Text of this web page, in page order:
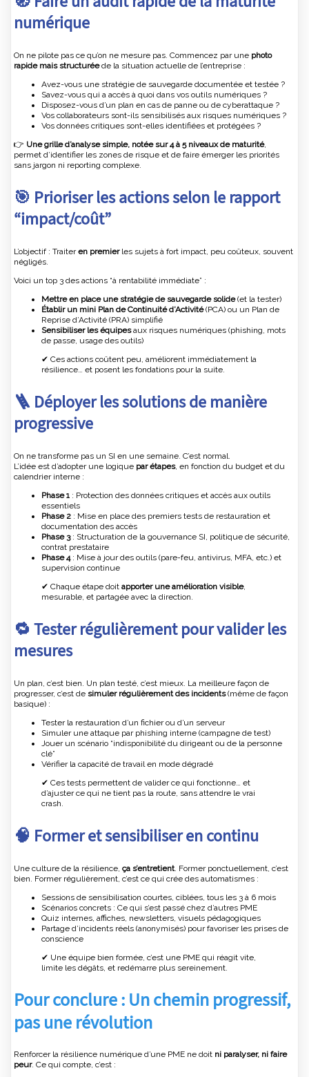
numérique
On ne pilote pas ce qu’on ne mesure pas. Commencez par une photo
rapide mais structuréede la situation actuelle de l’entreprise :
Avez-vous une stratégie de sauvegarde documentée et testée ?
Savez-vous qui a accès à quoi dans vos outils numériques ?
Disposez-vous d’un plan en cas de panne ou de cyberattaque ?
Vos collaborateurs sont-ils sensibilisés aux risques numériques ?
Vos données critiques sont-elles identifiées et protégées ?
👉 Une grille d’analyse simple, notée sur 4 à 5 niveaux de maturité,
permet d’identifier les zones de risque et de faire émerger les priorités
sans jargon ni reporting complexe.
🎯 Prioriser les actions selon le rapport
“impact/coût”
L’objectif : Traiteren premierles sujets à fort impact, peu coûteux, souvent
négligés.
Voici un top 3 des actions “à rentabilité immédiate” :
Mettre en place une stratégie de sauvegarde solide(et la tester)
Établir un mini Plan de Continuité d’Activité(PCA) ou un Plan de
Reprise d’Activité (PRA) simplifié
Sensibiliser les équipesaux risques numériques (phishing, mots
de passe, usage des outils)
✔ Ces actions coûtent peu, améliorent immédiatement la
résilience… et posent les fondations pour la suite.
🪜 Déployer les solutions de manière
progressive
On ne transforme pas un SI en une semaine. C’est normal.
L’idée est d’adopter une logique par étapes, en fonction du budget et du
calendrier interne :
Phase 1 : Protection des données critiques et accès aux outils
essentiels
Phase 2 : Mise en place des premiers tests de restauration et
documentation des accès
Phase 3: Structuration de la gouvernance SI, politique de sécurité,
contrat prestataire
Phase 4: Mise à jour des outils (pare-feu, antivirus, MFA, etc.) et
supervision continue
✔ Chaque étape doit apporter une amélioration visible,
mesurable, et partagée avec la direction.
🔁 Tester régulièrement pour valider les
mesures
Un plan, c’est bien. Un plan testé, c’est mieux. La meilleure façon de
progresser, c’est de simuler régulièrement des incidents(même de façon
basique) :
Tester la restauration d’un fichier ou d’un serveur
Simuler une attaque par phishing interne (campagne de test)
Jouer un scénario “indisponibilité du dirigeant ou de la personne
clé”
Vérifier la capacité de travail en mode dégradé
✔ Ces tests permettent de valider ce qui fonctionne… et
d’ajuster ce qui ne tient pas la route, sans attendre le vrai
crash.
🧠 Former et sensibiliser en continu
Une culture de la résilience, ça s’entretient. Former ponctuellement, c’est
bien. Former régulièrement, c’est ce qui crée des automatismes :
Sessions de sensibilisation courtes, ciblées, tous les 3 à 6 mois
Scénarios concrets : Ce qui s’est passé chez d’autres PME
Quiz internes, affiches, newsletters, visuels pédagogiques
Partage d’incidents réels (anonymisés) pour favoriser les prises de
conscience
✔ Une équipe bien formée, c’est une PME qui réagit vite,
limite les dégâts, et redémarre plus sereinement.
Pour conclure : Un chemin progressif,
pas une révolution
Renforcer la résilience numérique d’une PME ne doit ni paralyser, ni faire
peur. Ce qui compte, c’est :